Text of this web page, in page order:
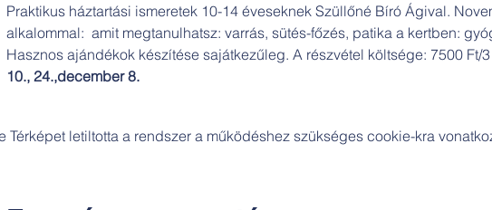
Praktikus háztartási ismeretek 10-14 éveseknek Szüllőné Bíró Ágival.
alkalommal: amit megtanulhatsz: varrás, sütés-főzés, patika a kertben:
Hasznos ajándékok készítése sajátkezűleg. A részvétel költsége: 7500 Ft/
10., 24.,december 8.
Térképet letiltotta a rendszer a működéshez szükséges cookie-kra